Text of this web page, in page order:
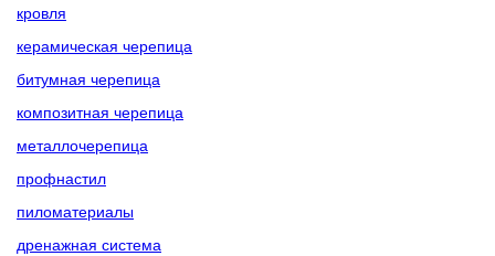
кровля
керамическая черепица
битумная черепица
композитная черепица
металлочерепица
профнастил
пиломатериалы
дренажная система